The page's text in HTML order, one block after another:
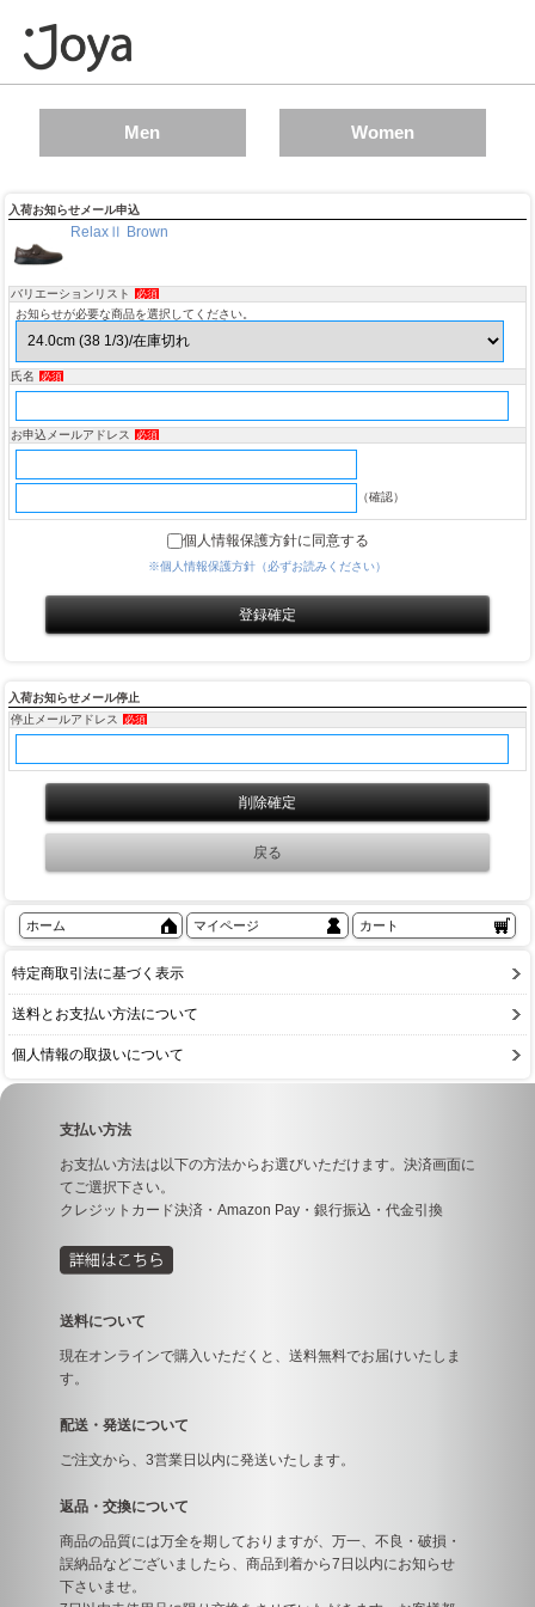
Men Women
入荷お知らせメール申込
RelaxⅡ Brown
バリエーションリスト 必須
お知らせが必要な商品を選択してください。
氏名 必須
お申込メールアドレス 必須
（確認）
個人情報保護方針に同意する
※個人情報保護方針（必ずお読みください）
入荷お知らせメール停止
停止メールアドレス
必須
ホーム マイページ カート
特定商取引法に基づく表示
送料とお支払い方法について
個人情報の取扱いについて
支払い方法
お支払い方法は以下の方法からお選びいただけます。決済画面に
てご選択下さい。
クレジットカード決済・Amazon Pay・銀行振込・代金引換
送料について
現在オンラインで購入いただくと、送料無料でお届けいたしま
す。
配送・発送について
ご注文から、3営業日以内に発送いたします。
返品・交換について
商品の品質には万全を期しておりますが、万一、不良・破損・
誤納品などございましたら、商品到着から7日以内にお知らせ
下さいませ。